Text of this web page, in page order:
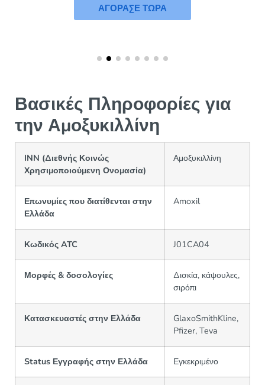
ΑΓΟΡΑΣΕ ΤΩΡΑ
Βασικές Πληροφορίες για
την Αμοξυκιλλίνη
INN (Διεθνής Κοινώς
Χρησιμοποιούμενη Ονομασία)
Αμοξυκιλλίνη
Επωνυμίες που διατίθενται στην
Ελλάδα
Amoxil
Κωδικός ATC J01CA04
Μορφές & δοσολογίες
Δισκία, κάψουλες,
σιρόπι
Κατασκευαστές στην Ελλάδα
GlaxoSmithKline,
Pfizer, Teva
Status Εγγραφής στην Ελλάδα Εγκεκριμένο